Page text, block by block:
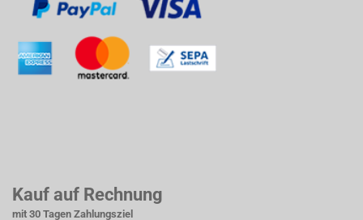
Kauf auf Rechnung
mit 30 Tagen Zahlungsziel